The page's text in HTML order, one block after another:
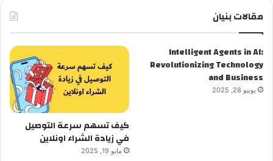
مقالات بنيان
Intelligent Agents in AI:
Revolutionizing Technology
and Business
يونيو 28, 2025
كيف تسهم سرعة التوصيل
في زيادة الشراء اونلاين
مايو 19, 2025